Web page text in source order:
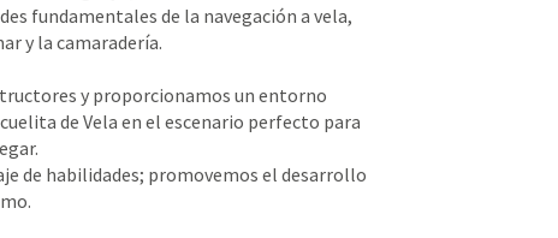
fundamentales de la navegación a vela,
y la camaradería.
y proporcionamos un entorno
de Vela en el escenario perfecto para
de habilidades; promovemos el desarrollo